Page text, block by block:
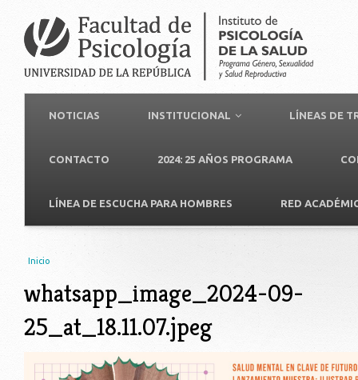
NOTICIAS INSTITUCIONAL LÍNEAS DE
CONTACTO 2024: 25 AÑOS PROGRAMA
LÍNEA DE ESCUCHA PARA HOMBRES RED
Usted está aquí
Inicio
whatsapp_image_2024-09-
25_at_18.11.07.jpeg